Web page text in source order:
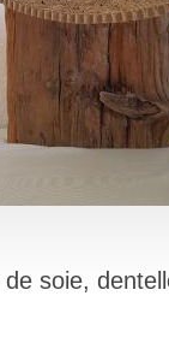
soie,